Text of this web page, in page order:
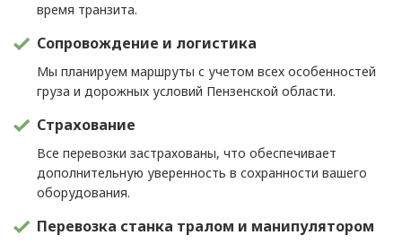
время транзита.
Сопровождение и логистика
Мы планируем маршруты с учетом всех особенностей
груза и дорожных условий Пензенской области.
Страхование
Все перевозки застрахованы, что обеспечивает
дополнительную уверенность в сохранности вашего
оборудования.
Перевозка станка тралом и манипулятором